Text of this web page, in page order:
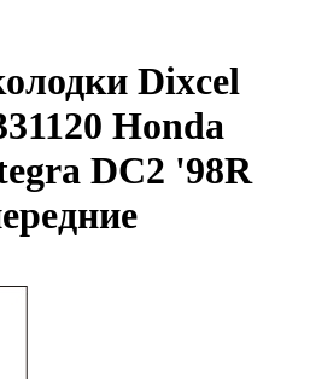
Dixcel
Honda
DC2 '98R